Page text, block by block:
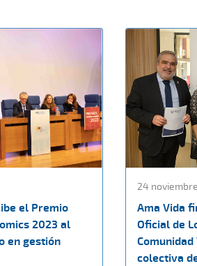
el Premio
2023 al
en gestión
24
Ama Vida
Oficial de
colectiva